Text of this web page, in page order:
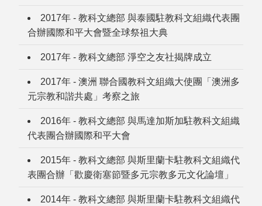
2017年 - 教科文總部 與泰國駐教科文組織代表團
合辦國際和平大會暨全球祭祖大典
2017年 - 教科文總部 淨空之友社揭牌成立
2017年 - 澳洲 聯合國教科文組織大使團「澳洲多
元宗教和諧共處」考察之旅
2016年 - 教科文總部 與馬達加斯加駐教科文組織
代表團合辦國際和平大會
2015年 - 教科文總部 與斯里蘭卡駐教科文組織代
表團合辦「歡慶衛塞節暨多元宗教多元文化論壇」
2014年 - 教科文總部 與斯里蘭卡駐教科文組織代